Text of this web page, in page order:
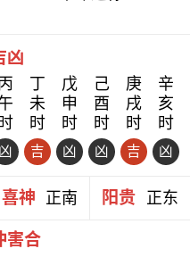
凶
凶
丁
未
时
吉
戊
申
时
凶
己
酉
时
凶
庚
戌
时
吉
辛
亥
时
凶
喜神 正南 阳贵 正东
害合